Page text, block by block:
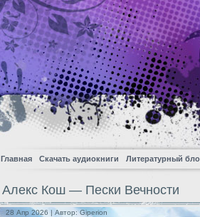
Главная Скачать аудиокниги Литературный
Алекс Кош — Пески Вечности
28 Апр 2026 | Автор:Giperion